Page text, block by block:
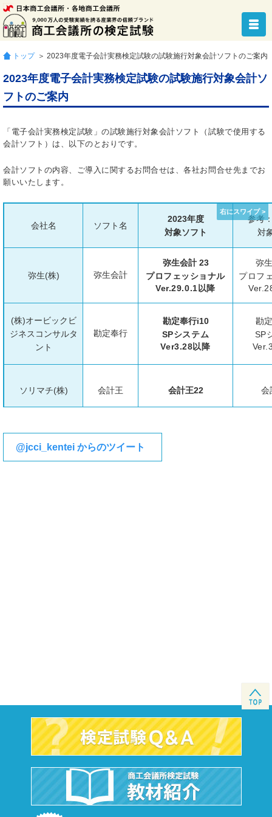
トップ ＞ 2023年度電子会計実務検定試験の試験施行対象会計ソフトのご案内
2023年度電子会計実務検定試験の試験施行対象会計ソ
フトのご案内
「電子会計実務検定試験」の試験施行対象会計ソフト（試験で使用する
会計ソフト）は、以下のとおりです。
会計ソフトの内容、ご導入に関するお問合せは、各社お問合せ先までお
願いいたします。
会社名 ソフト名
2023年度
対象ソフト
参考
対
弥生(株) 弥生会計
弥生会計 23
プロフェッショナル
Ver.29.0.1以降
弥
プロフ
(株)オービックビ
ジネスコンサルタ
ント
勘定奉行
勘定奉行i10
SPシステム
Ver3.28以降
勘
SP
ソリマチ(株) 会計王 会計王22 会
(株)
PCA会計
@jcci_kentei からのツイート